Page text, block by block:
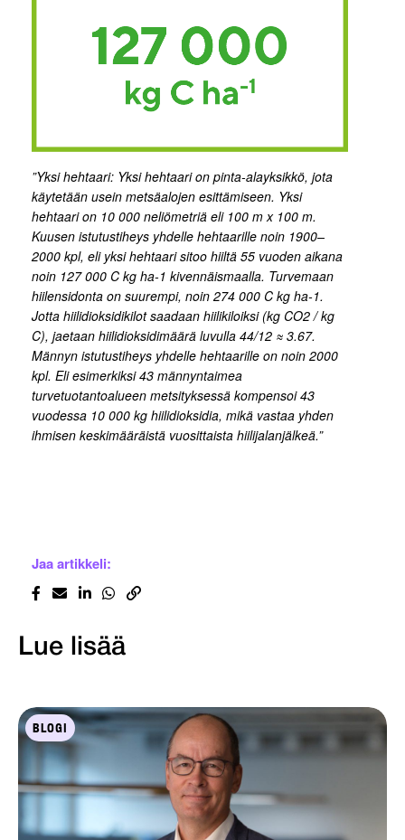
”Yksi hehtaari: Yksi hehtaari on pinta-alayksikkö, jota
käytetään usein metsäalojen esittämiseen. Yksi
hehtaari on 10 000 neliömetriä eli 100 m x 100 m.
Kuusen istutustiheys yhdelle hehtaarille noin 1900–
2000 kpl, eli yksi hehtaari sitoo hiiltä 55 vuoden aikana
noin 127 000 C kg ha-1 kivennäismaalla. Turvemaan
hiilensidonta on suurempi, noin 274 000 C kg ha-1.
Jotta hiilidioksidikilot saadaan hiilikiloiksi (kg CO2 / kg
C), jaetaan hiilidioksidimäärä luvulla 44/12 ≈ 3.67.
Männyn istutustiheys yhdelle hehtaarille on noin 2000
kpl. Eli esimerkiksi 43 männyntaimea
turvetuotantoalueen metsityksessä kompensoi 43
vuodessa 10 000 kg hiilidioksidia, mikä vastaa yhden
ihmisen keskimääräistä vuosittaista hiilijalanjälkeä.”
Jaa artikkeli:
Lue lisää
BLOGI